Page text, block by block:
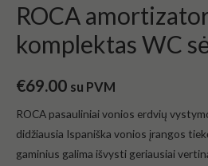
ROCA
komplektas WC
€69.00 su PVM
ROCA pasauliniai vonios erdvių
didžiausia Ispaniška vonios įrangos
gaminius galima išvysti geriausiai